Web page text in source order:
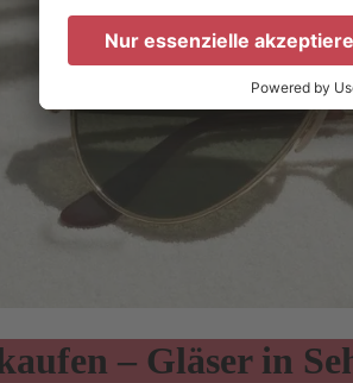
– Gläser in